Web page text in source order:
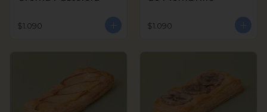
$1.090 $1.090